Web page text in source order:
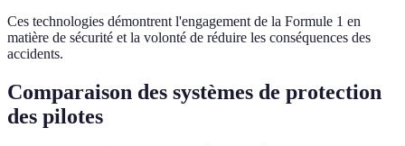
Ces technologies démontrent l'engagement de la Formule 1 en
matière de sécurité et la volonté de réduire les conséquences des
accidents.
Comparaison des systèmes de protection
des pilotes